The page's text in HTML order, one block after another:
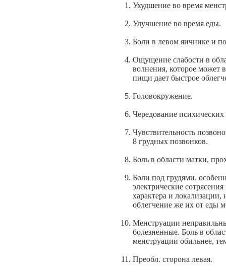
Ухудшение во время
Улучшение во время еды.
Боли в левом яичнике и
Ощущение слабости в
волнения, которое может
пищи дает быстрое
Головокружение.
Чередование
Чувствительность
8 грудных позвонков.
Боль в области матки,
Боли под грудями,
электрические
характера и
облегчение же их от еды
Менструации
болезненные. Боль в
менструации обильнее,
Преобл. сторона левая.